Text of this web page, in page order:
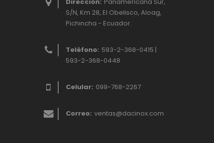
S/N, Km 28, El Obelisco, Aloag,
Pichincha - Ecuador.
Teléfono: 593-2-368-0415 |
593-2-368-0448
Celular: 099-768-2267
Correo: ventas@dacinox.com